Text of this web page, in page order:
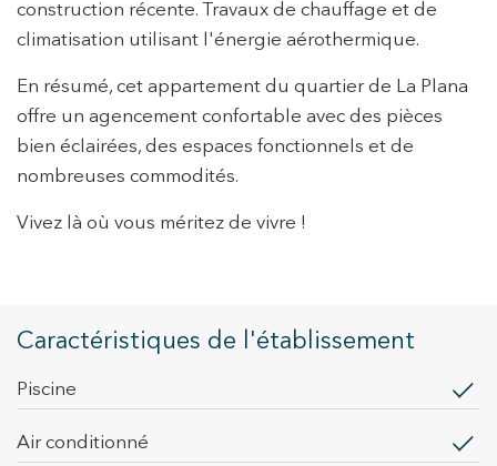
construction récente. Travaux de chauffage et de
climatisation utilisant l'énergie aérothermique.
En résumé, cet appartement du quartier de La Plana
offre un agencement confortable avec des pièces
bien éclairées, des espaces fonctionnels et de
nombreuses commodités.
Vivez là où vous méritez de vivre !
Caractéristiques de l'établissement
piscine
Air conditionné
Modifier les cookies
Technique et Fonctionnel Toujours actif
Ce site Web utilise ses propres cookies pour collecter des
informations afin d'améliorer nos services. Si vous
continuez à naviguer, vous acceptez leur installation.
L'utilisateur a la possibilité de configurer son navigateur,
disque dur, même s'il doit garder à l'esprit qu'une telle
Ils permettent le suivi et l'analyse du comportement des
type de cookies sont utilisées pour mesurer l'activité du
l'analyse des données d'utilisation effectuée par les